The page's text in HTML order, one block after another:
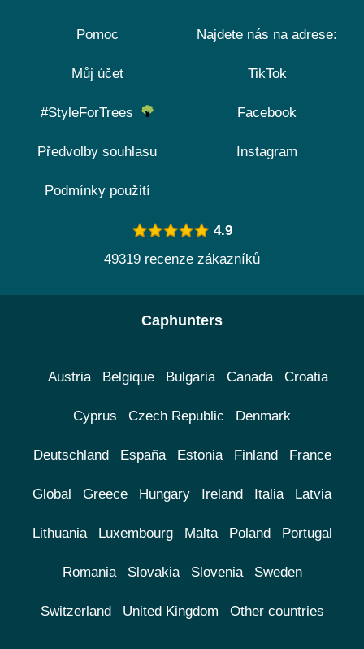
Pomoc
Můj účet
#StyleForTrees
Předvolby souhlasu
Podmínky použití
Najdete nás na adrese:
TikTok
Facebook
Instagram
4.9
49319 recenze zákazníků
Caphunters
Austria Belgique Bulgaria Canada Croatia
Cyprus Czech Republic Denmark
Deutschland España Estonia Finland France
Global Greece Hungary Ireland Italia Latvia
Lithuania Luxembourg Malta Poland Portugal
Romania Slovakia Slovenia Sweden
Switzerland United Kingdom Other countries